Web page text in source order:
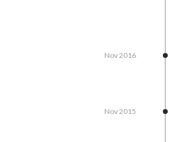
Nov 2016
Nov 2015